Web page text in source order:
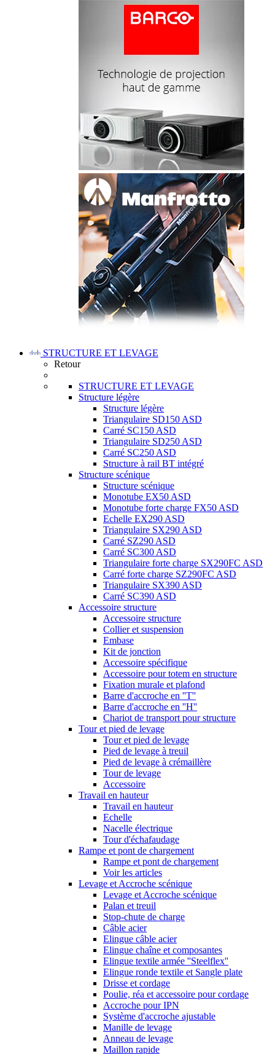
STRUCTURE ET LEVAGE
Retour
STRUCTURE ET LEVAGE
Structure légère
Structure légère
Triangulaire SD150 ASD
Carré SC150 ASD
Triangulaire SD250 ASD
Carré SC250 ASD
Structure à rail BT intégré
Structure scénique
Structure scénique
Monotube EX50 ASD
Monotube forte charge FX50 ASD
Echelle EX290 ASD
Triangulaire SX290 ASD
Carré SZ290 ASD
Carré SC300 ASD
Triangulaire forte charge SX290FC ASD
Carré forte charge SZ290FC ASD
Triangulaire SX390 ASD
Carré SC390 ASD
Accessoire structure
Accessoire structure
Collier et suspension
Embase
Kit de jonction
Accessoire spécifique
Accessoire pour totem en structure
Fixation murale et plafond
Barre d'accroche en ''T''
Barre d'accroche en ''H''
Chariot de transport pour structure
Tour et pied de levage
Tour et pied de levage
Pied de levage à treuil
Pied de levage à crémaillère
Tour de levage
Accessoire
Travail en hauteur
Travail en hauteur
Echelle
Nacelle électrique
Tour d'échafaudage
Rampe et pont de chargement
Rampe et pont de chargement
Voir les articles
Levage et Accroche scénique
Levage et Accroche scénique
Palan et treuil
Stop-chute de charge
Câble acier
Elingue câble acier
Elingue chaîne et composantes
Elingue textile armée ''Steelflex''
Elingue ronde textile et Sangle plate
Drisse et cordage
Poulie, réa et accessoire pour cordage
Accroche pour IPN
Système d'accroche ajustable
Manille de levage
Anneau de levage
Maillon rapide